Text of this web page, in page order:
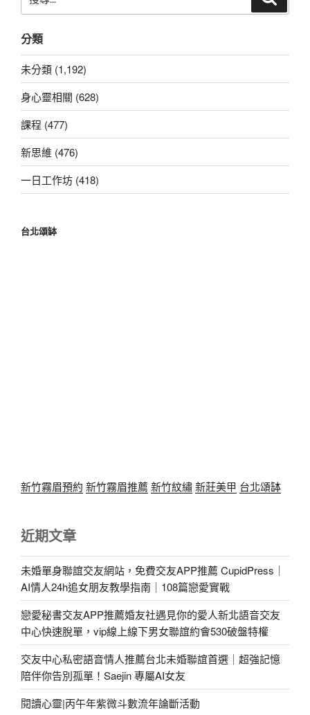
尋
鍵
字:
分類
未分類 (1,192)
身心靈相關 (628)
課程 (477)
新思維 (476)
一日工作坊 (418)
台北頌缽
新竹霧眉預約 新竹霧眉推薦 新竹紋繡新莊美甲 台北頌缽
近期文章
未婚單身聯誼交友網站，免費交友APP推薦 CupidPress｜
AI情人24h追女朋友教學指南｜108篇戀愛實戰
戀愛秘書交友APP推薦婚友社遇見你的愛人新北語音交友
中心快速脫單，vip線上線下男女聯誼約會530破盤特權
交友中心私密語音情人推薦台北未婚聯誼首選｜超強記憶
陪伴你告別孤單！Saejin 專屬AI女友
閱讀心靈|丙午年紫微斗數流年論斷活動